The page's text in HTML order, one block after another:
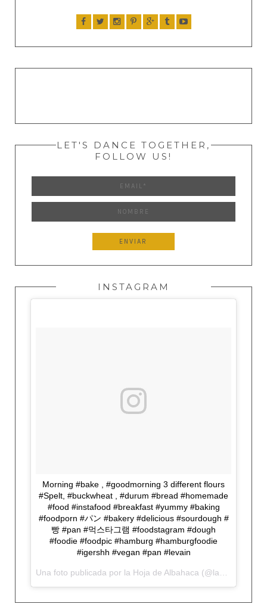
LET'S DANCE TOGETHER,
FOLLOW US!
INSTAGRAM
Morning #bake , #goodmorning 3 different flours
#Spelt, #buckwheat , #durum #bread #homemade
#food #instafood #breakfast #yummy #baking
#foodporn #パン #bakery #delicious #sourdough #
빵 #pan #먹스타그램 #foodstagram #dough
#foodie #foodpic #hamburg #hamburgfoodie
#igershh #vegan #pan #levain